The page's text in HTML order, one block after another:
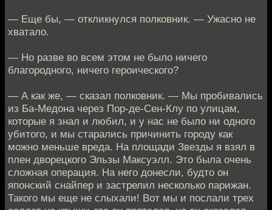
— Еще бы, — откликнулся полковник. — Ужасно не
хватало.
— Но разве во всем этом не было ничего
благородного, ничего героического?
— А как же, — сказал полковник. — Мы пробивались
из Ба-Медона через Пор-де-Сен-Клу по улицам,
которые я знал и любил, и у нас не было ни одного
убитого, и мы старались причинить городу как
можно меньше вреда. На площади Звезды я взял в
плен дворецкого Эльзы Максуэлл. Это была очень
сложная операция. На него донесли, будто он
японский снайпер и застрелил несколько парижан.
Такого мы еще не слыхали! Вот мы и послали трех